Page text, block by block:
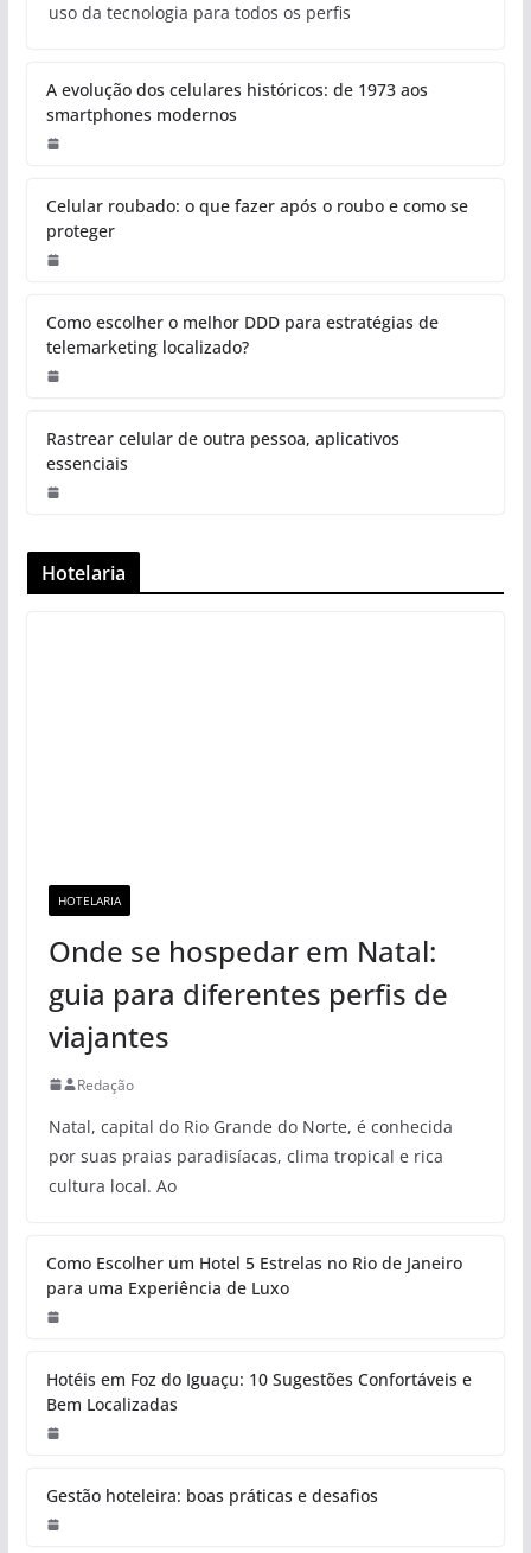
uso da tecnologia para todos os perfis
A evolução dos celulares históricos: de 1973 aos
smartphones modernos
Celular roubado: o que fazer após o roubo e como se
proteger
Como escolher o melhor DDD para estratégias de
telemarketing localizado?
Rastrear celular de outra pessoa, aplicativos
essenciais
Hotelaria
HOTELARIA
Onde se hospedar em Natal:
guia para diferentes perfis de
viajantes
Redação
Natal, capital do Rio Grande do Norte, é conhecida
por suas praias paradisíacas, clima tropical e rica
cultura local. Ao
Como Escolher um Hotel 5 Estrelas no Rio de Janeiro
para uma Experiência de Luxo
Hotéis em Foz do Iguaçu: 10 Sugestões Confortáveis e
Bem Localizadas
Gestão hoteleira: boas práticas e desafios